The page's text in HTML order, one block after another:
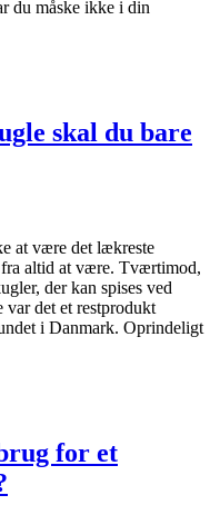
du måske ikke i din
skal du bare
at være det lækreste
fra altid at være. Tværtimod,
der kan spises ved
det et restprodukt
i Danmark. Oprindeligt
for et